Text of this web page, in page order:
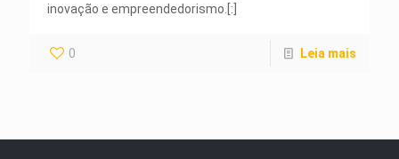
inovação e empreendedorismo.[:]
0 Leia mais